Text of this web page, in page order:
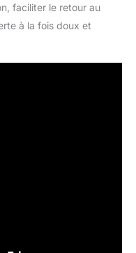
faciliter le retour au
à la fois doux et